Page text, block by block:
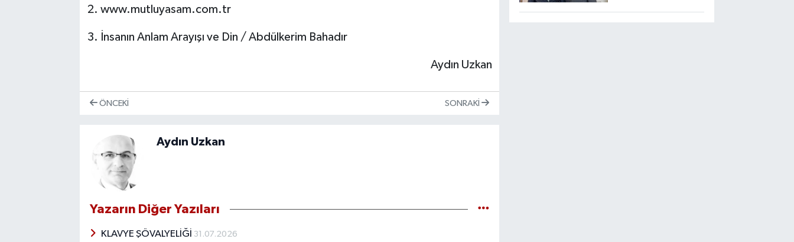
2. www.mutluyasam.com.tr
3. İnsanın Anlam Arayışı ve Din / Abdülkerim Bahadır
Aydın Uzkan
ÖNCEKI SONRAKI
Aydın Uzkan
Yazarın Diğer Yazıları
KLAVYE ŞÖVALYELİĞİ 31.07.2026